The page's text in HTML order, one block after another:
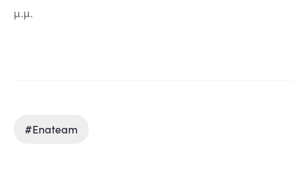
μ.μ.
#enateam